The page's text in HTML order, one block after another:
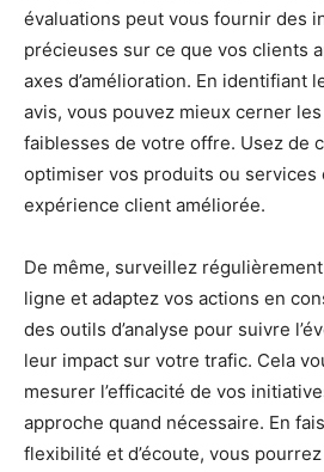
évaluations peut vous fournir des
précieuses sur ce que vos clients
axes d’amélioration. En identifiant
avis, vous pouvez mieux cerner
faiblesses de votre offre. Usez de
optimiser vos produits ou services
expérience client améliorée.
De même, surveillez
ligne et adaptez vos actions en
des outils d’analyse pour suivre
leur impact sur votre trafic. Cela
mesurer l’efficacité de vos
approche quand nécessaire. En
flexibilité et d’écoute, vous